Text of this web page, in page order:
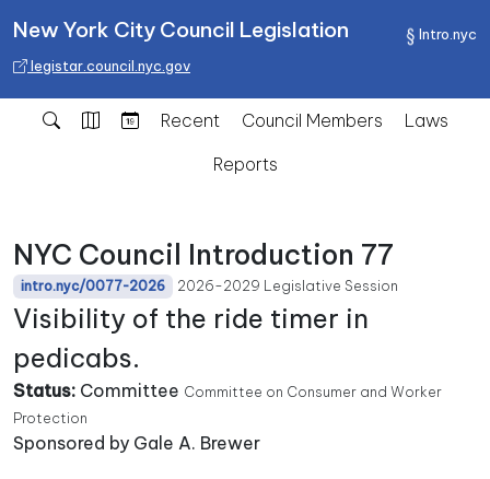
Intro.nyc
New York City Council Legislation
legistar.council.nyc.gov
Recent Council Members
Laws
Reports
NYC Council Introduction 77
intro.nyc/0077-2026 2026-2029 Legislative Session
Visibility of the ride timer in
pedicabs.
Status: Committee Committee on Consumer and Worker
Protection
Sponsored by Gale A. Brewer